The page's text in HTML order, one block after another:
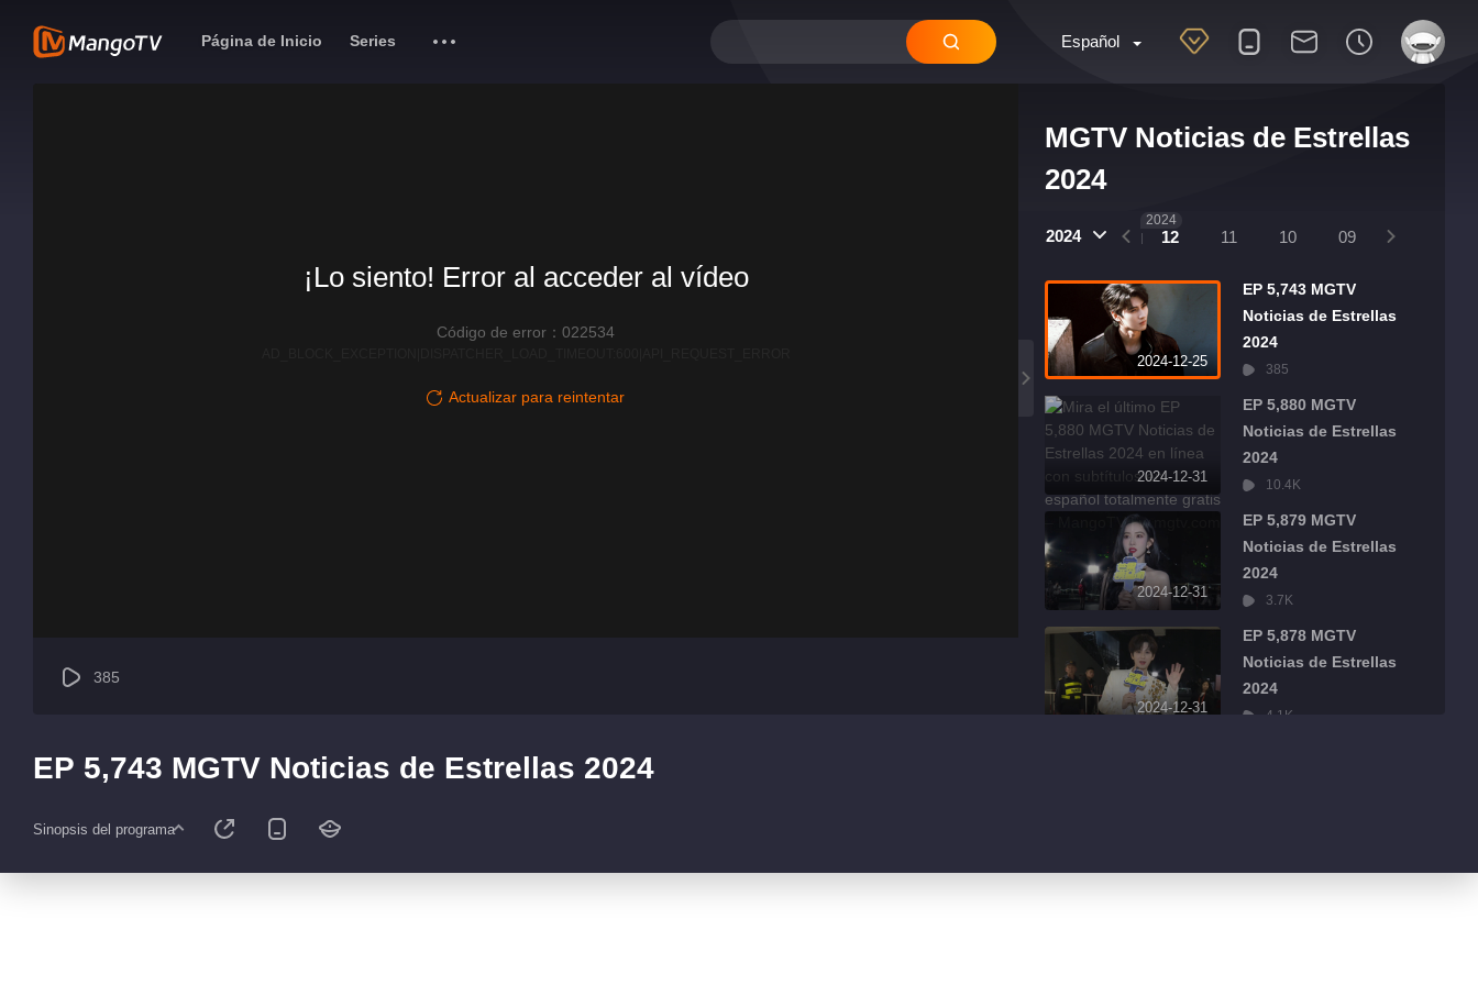
Español
Página de Inicio Series
MGTV Noticias de Estrellas
2024
2024 01 12
2024
11 10 09
2024-12-25
EP 5,743 MGTV
Noticias de Estrellas
2024
385
2024-12-31
EP 5,880 MGTV
Noticias de Estrellas
2024
10.4K
2024-12-31
EP 5,879 MGTV
Noticias de Estrellas
2024
3.7K
2024-12-31
EP 5,878 MGTV
Noticias de Estrellas
2024
4.1K
¡Lo siento! Error al acceder al vídeo
Código de error：022534
Actualizar para reintentar
385
EP 5,743 MGTV Noticias de Estrellas 2024
Sinopsis del programa